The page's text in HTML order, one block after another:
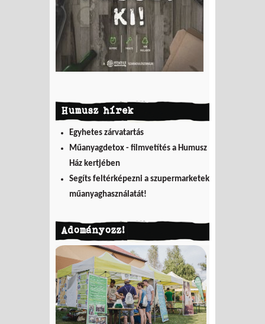
Humusz hírek
Egyhetes zárvatartás
Műanyagdetox - filmvetítés a Humusz
Ház kertjében
Segíts feltérképezni a szupermarketek
műanyaghasználatát!
Adományozz!